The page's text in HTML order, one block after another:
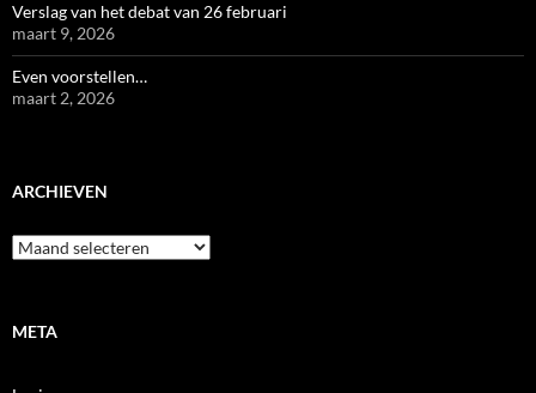
Verslag van het debat van 26 februari
maart 9, 2026
Even voorstellen…
maart 2, 2026
ARCHIEVEN
Archieven
META